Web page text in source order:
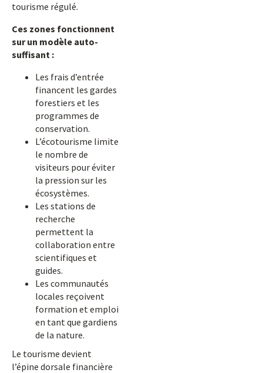
tourisme régulé.
Ces zones fonctionnent
sur un modèle auto-
suffisant :
Les frais d’entrée
financent les gardes
forestiers et les
programmes de
conservation.
L’écotourisme limite
le nombre de
visiteurs pour éviter
la pression sur les
écosystèmes.
Les stations de
recherche
permettent la
collaboration entre
scientifiques et
guides.
Les communautés
locales reçoivent
formation et emploi
en tant que gardiens
de la nature.
Le tourisme devient
l’épine dorsale financière